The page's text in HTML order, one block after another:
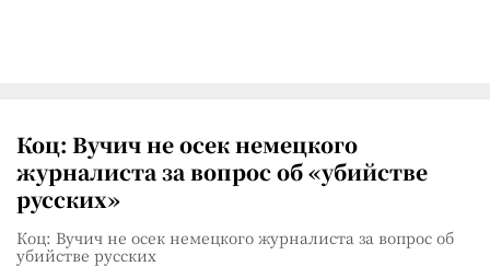
Коц: Вучич не осек немецкого
журналиста за вопрос об «убийстве
русских»
Коц: Вучич не осек немецкого журналиста за вопрос об
убийстве русских